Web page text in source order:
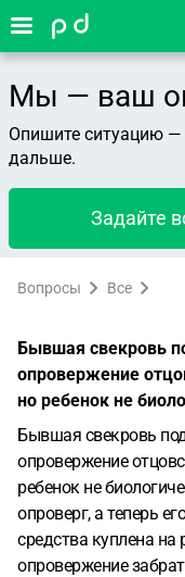
Мы — ваш
Опишите ситуацию —
дальше.
Задайте
Вопросы Все
Бывшая свекровь
опровержение
но ребенок не
Бывшая свекровь
опровержение
ребенок не
опроверг, а теперь
средства куплена на
опровержение